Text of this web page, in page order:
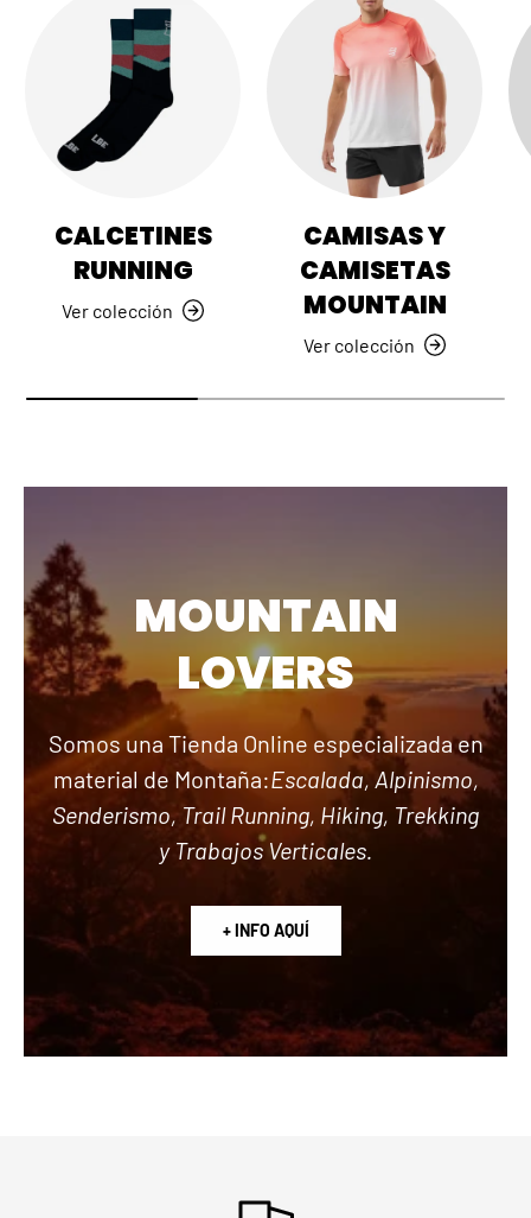
CALCETINES
RUNNING
Ver colección
CAMISAS Y
CAMISETAS
MOUNTAIN
Ver colección
MOUNTAIN
LOVERS
Somos una Tienda Online especializada en
material de Montaña:Escalada, Alpinismo,
Senderismo, Trail Running, Hiking, Trekking
y Trabajos Verticales.
+ INFO AQUÍ